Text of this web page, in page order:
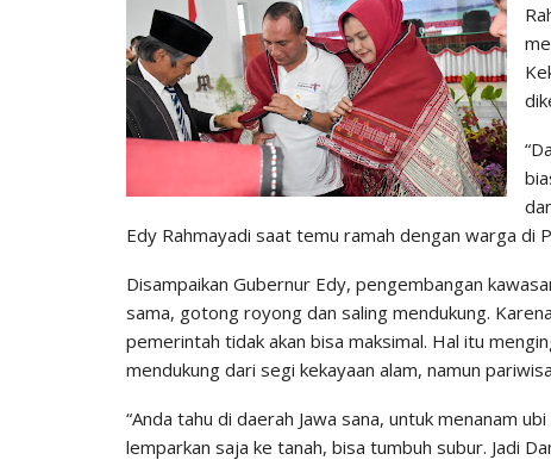
Edy Rahmayadi saat temu ramah dengan warga
Disampaikan Gubernur Edy, pengembangan
sama, gotong royong dan saling mendukung.
pemerintah tidak akan bisa maksimal. Hal itu
mendukung dari segi kekayaan alam, namun
“Anda tahu di daerah Jawa sana, untuk menanam
lemparkan saja ke tanah, bisa tumbuh subur. Jadi